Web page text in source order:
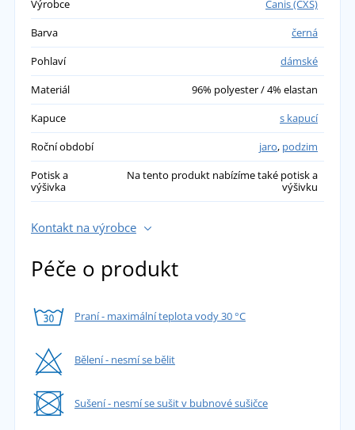
Jsem velmi spokojená kabát mi sedí perfektně
😊ráda si u vás opět objednám💓
přidáno 16.09.2024
Kabát dnes dorazil,vypadá velmi dobře a také
dobře sedí.Určitě budu spokojená.
přidáno 25.10.2023
Lucie
Bunda sedí perfektně a vypadá moc dobře.
Jsem opravdu nadšená a moc spokojená :-)
První dojem nad očekávání, vypadá velmi
dobře. Už se těším, až ho vyzkouším.
přidáno 11.10.2023
Výrobce
Canis (CXS)
Barva
černá
Pohlaví
dámské
Materiál
96% polyester / 4% elastan
Kapuce
s kapucí
Roční období
jaro, podzim
Potisk a
výšivka
Na tento produkt nabízíme také potisk a
výšivku
Kontakt na výrobce
Péče o produkt
Praní - maximální teplota vody 30 °C
Bělení - nesmí se bělit
Sušení - nesmí se sušit v bubnové sušičce